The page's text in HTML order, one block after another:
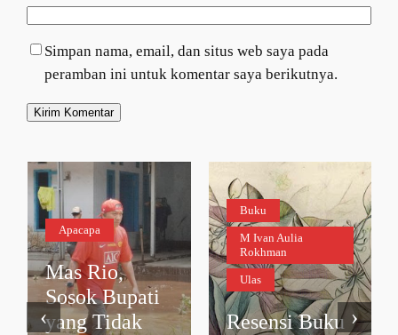
Simpan nama, email, dan situs web saya pada
peramban ini untuk komentar saya berikutnya.
Apacapa
Mas Rio,
Sosok Bupati
yang Tidak
Buku
M Ivan Aulia
Rokhman
Ulas
Resensi Buku
‹ ›